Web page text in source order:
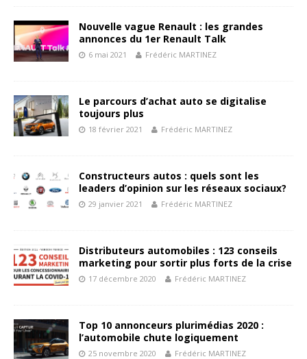
Nouvelle vague Renault : les grandes
annonces du 1er Renault Talk
6 mai 2021 Frédéric MARTINEZ
Le parcours d’achat auto se digitalise
toujours plus
18 février 2021 Frédéric MARTINEZ
Constructeurs autos : quels sont les
leaders d’opinion sur les réseaux sociaux?
29 janvier 2021 Frédéric MARTINEZ
Distributeurs automobiles : 123 conseils
marketing pour sortir plus forts de la crise
17 décembre 2020 Frédéric MARTINEZ
Top 10 annonceurs plurimédias 2020 :
l’automobile chute logiquement
25 novembre 2020 Frédéric MARTINEZ